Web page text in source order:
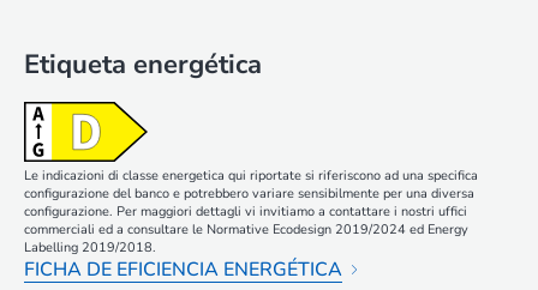
Etiqueta energética
Le indicazioni di classe energetica qui riportate si riferiscono ad una specifica
configurazione del banco e potrebbero variare sensibilmente per una diversa
configurazione. Per maggiori dettagli vi invitiamo a contattare i nostri uffici
commerciali ed a consultare le Normative Ecodesign 2019/2024 ed Energy
Labelling 2019/2018.
FICHA DE EFICIENCIA ENERGÉTICA